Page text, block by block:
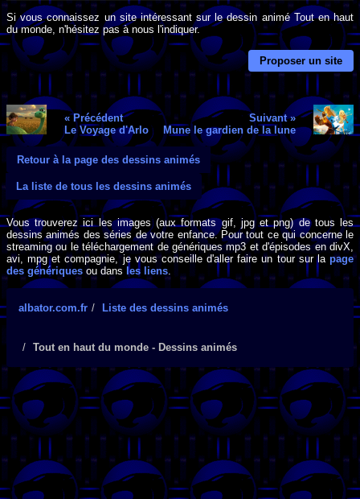
Si vous connaissez un site intéressant sur le dessin animé Tout en haut
du monde, n'hésitez pas à nous l'indiquer.
Proposer un site
« Précédent
Le Voyage d'Arlo
Suivant »
Mune le gardien de la lune
Retour à la page des dessins animés
La liste de tous les dessins animés
Vous trouverez ici les images (aux formats gif, jpg et png) de tous les
dessins animés des séries de votre enfance. Pour tout ce qui concerne le
streaming ou le téléchargement de génériques mp3 et d'épisodes en divX,
avi, mpg et compagnie, je vous conseille d'aller faire un tour sur la page
des génériques ou dans les liens.
albator.com.fr Liste des dessins animés
Tout en haut du monde - Dessins animés